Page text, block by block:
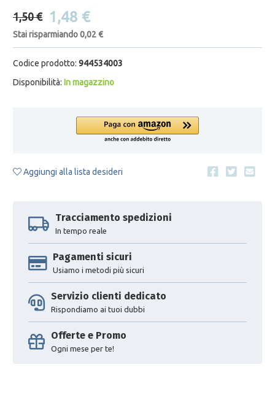
1,50 € 1,48 €
Stai risparmiando 0,02 €
Codice prodotto: 944534003
Disponibilità: In magazzino
Aggiungi alla lista desideri
Tracciamento spedizioni
In tempo reale
Pagamenti sicuri
Usiamo i metodi più sicuri
Servizio clienti dedicato
Rispondiamo ai tuoi dubbi
Offerte e Promo
Ogni mese per te!